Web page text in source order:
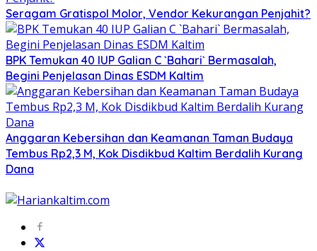
Seragam Gratispol Molor, Vendor Kekurangan Penjahit?
BPK Temukan 40 IUP Galian C `Bahari` Bermasalah,
Begini Penjelasan Dinas ESDM Kaltim
Anggaran Kebersihan dan Keamanan Taman Budaya
Tembus Rp2,3 M, Kok Disdikbud Kaltim Berdalih Kurang
Dana